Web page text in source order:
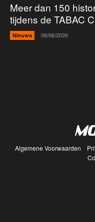
Meer dan 150
tijdens de TABAC
Nieuws 08/08/2026
Algemene Voorwaarden